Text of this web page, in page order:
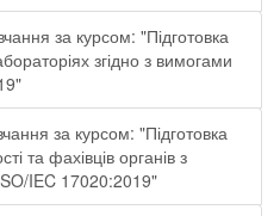
за курсом: "Підготовка
згідно з вимогами
за курсом: "Підготовка
та фахівців органів з
IEC 17020:2019"